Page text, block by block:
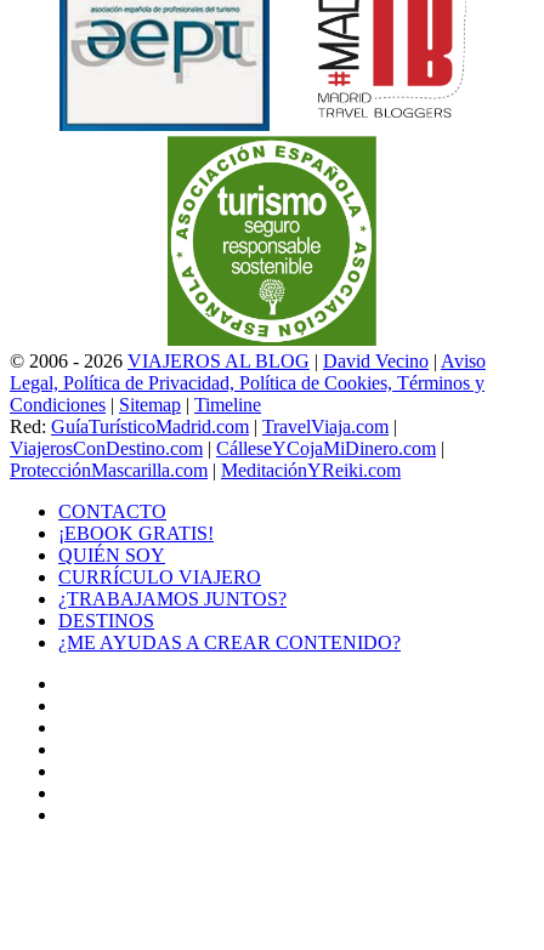
© 2006 - 2026 VIAJEROS AL BLOG | David Vecino | Aviso
Legal, Política de Privacidad, Política de Cookies, Términos y
Condiciones | Sitemap | Timeline
Red: GuíaTurísticoMadrid.com | TravelViaja.com |
ViajerosConDestino.com | CálleseYCojaMiDinero.com |
ProtecciónMascarilla.com | MeditaciónYReiki.com
CONTACTO
¡EBOOK GRATIS!
QUIÉN SOY
CURRÍCULO VIAJERO
¿TRABAJAMOS JUNTOS?
DESTINOS
¿ME AYUDAS A CREAR CONTENIDO?